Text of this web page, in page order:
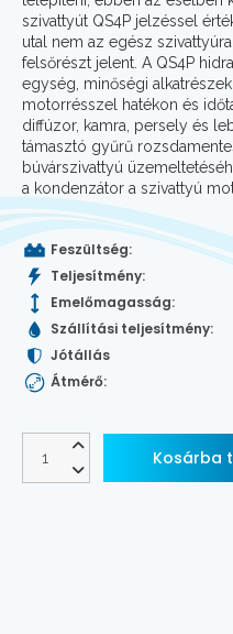
szivattyút QS4P jelzéssel
utal nem az egész
felsőrészt jelent. A QS4P
egység, minőségi
motorrésszel hatékon és
diffúzor, kamra, persely és
támasztó gyűrű
búvárszivattyú
a kondenzátor a szivattyú
Feszültség:
Teljesítmény:
Emelőmagasság:
Szállítási teljesítmény:
Jótállás
Átmérő: